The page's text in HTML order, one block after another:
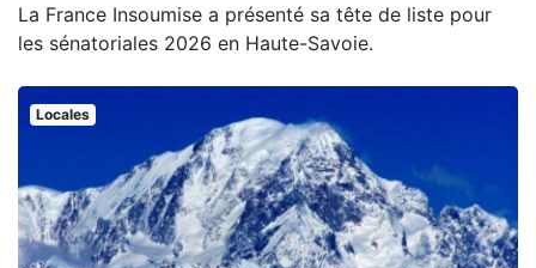
La France Insoumise a présenté sa tête de liste pour
les sénatoriales 2026 en Haute-Savoie.
Locales